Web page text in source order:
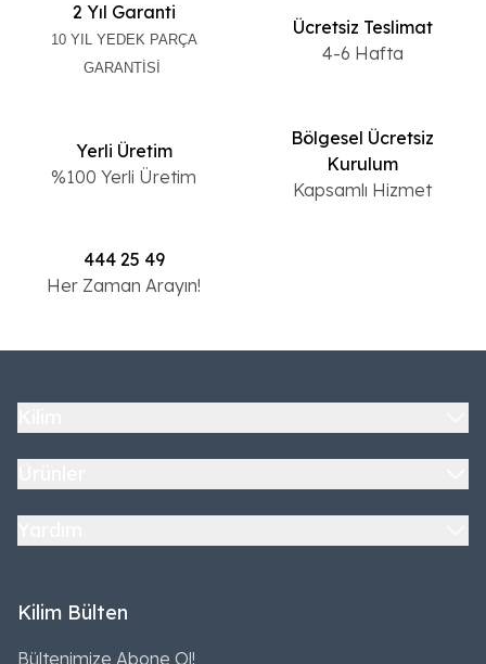
2 Yıl Garanti
10 YIL YEDEK PARÇA
GARANTİSİ
Ücretsiz Teslimat
4-6 Hafta
Yerli Üretim
%100 Yerli Üretim
Bölgesel Ücretsiz
Kurulum
Kapsamlı Hizmet
444 25 49
Her Zaman Arayın!
Kilim Bülten
Bültenimize Abone Ol!